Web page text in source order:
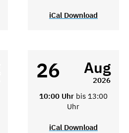
iCal Download
26 Aug
2026
10:00 Uhr bis 13:00
Uhr
iCal Download